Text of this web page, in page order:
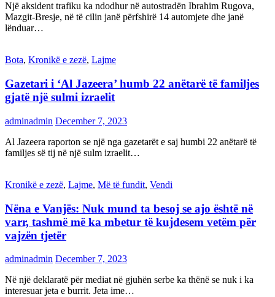
Një aksident trafiku ka ndodhur në autostradën Ibrahim Rugova,
Mazgit-Bresje, në të cilin janë përfshirë 14 automjete dhe janë
lënduar…
Bota, Kronikë e zezë, Lajme
Gazetari i ‘Al Jazeera’ humb 22 anëtarë të familjes
gjatë një sulmi izraelit
adminadmin December 7, 2023
Al Jazeera raporton se një nga gazetarët e saj humbi 22 anëtarë të
familjes së tij në një sulm izraelit…
Kronikë e zezë, Lajme, Më të fundit, Vendi
Nëna e Vanjës: Nuk mund ta besoj se ajo është në
varr, tashmë më ka mbetur të kujdesem vetëm për
vajzën tjetër
adminadmin December 7, 2023
Në një deklaratë për mediat në gjuhën serbe ka thënë se nuk i ka
interesuar jeta e burrit. Jeta ime…